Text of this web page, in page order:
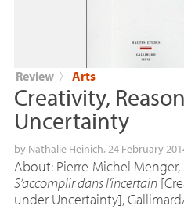
Review 〉 Arts
Creativity,
Uncertainty
by Nathalie Heinich, 24 February
About: Pierre-Michel Menger,
S’accomplir dans l’incertain
under Uncertainty],